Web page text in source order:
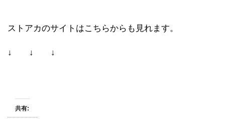
ストアカのサイトはこちらからも見れます。
↓ ↓ ↓
共有: